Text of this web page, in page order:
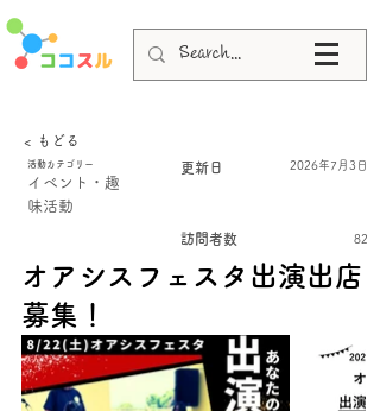
< もどる
活動カテゴリー
イベント・趣
味活動
更新日 2026年7月3日
訪問者数 82
オアシスフェスタ出演出店
募集！